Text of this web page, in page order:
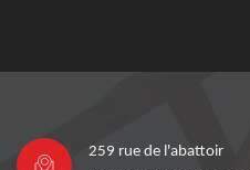
259 rue de l'abattoir